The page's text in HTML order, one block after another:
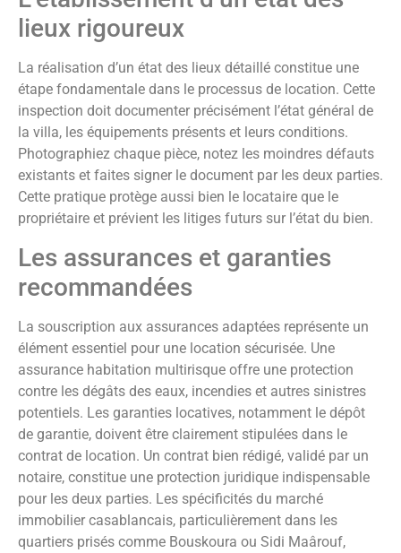
lieux rigoureux
La réalisation d’un état des lieux détaillé constitue une
étape fondamentale dans le processus de location. Cette
inspection doit documenter précisément l’état général de
la villa, les équipements présents et leurs conditions.
Photographiez chaque pièce, notez les moindres défauts
existants et faites signer le document par les deux parties.
Cette pratique protège aussi bien le locataire que le
propriétaire et prévient les litiges futurs sur l’état du bien.
Les assurances et garanties
recommandées
La souscription aux assurances adaptées représente un
élément essentiel pour une location sécurisée. Une
assurance habitation multirisque offre une protection
contre les dégâts des eaux, incendies et autres sinistres
potentiels. Les garanties locatives, notamment le dépôt
de garantie, doivent être clairement stipulées dans le
contrat de location. Un contrat bien rédigé, validé par un
notaire, constitue une protection juridique indispensable
pour les deux parties. Les spécificités du marché
immobilier casablancais, particulièrement dans les
quartiers prisés comme Bouskoura ou Sidi Maârouf,